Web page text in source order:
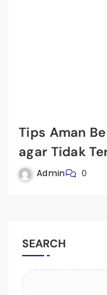
Tips Aman
agar Tidak
Admin 0
SEARCH